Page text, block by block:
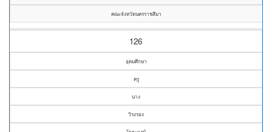
คณะจังหวัดนครราชสีมา
126
อุดมศึกษา
ครู
นาง
วิรงรอง